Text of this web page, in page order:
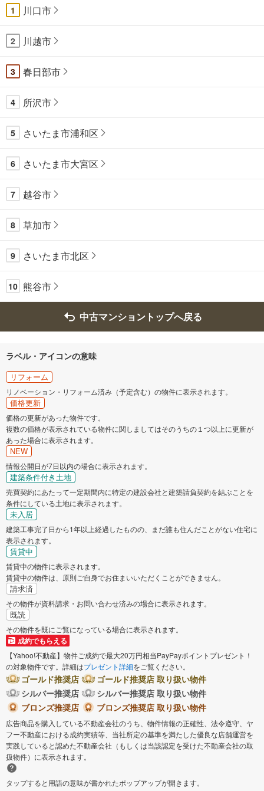
1 川口市
2 川越市
3 春日部市
4 所沢市
5 さいたま市浦和区
6 さいたま市大宮区
7 越谷市
8 草加市
9 さいたま市北区
10 熊谷市
中古マンショントップへ戻る
ラベル・アイコンの意味
リフォーム
リノベーション・リフォーム済み（予定含む）の物件に表示されます。
価格更新
価格の更新があった物件です。
複数の価格が表示されている物件に関しましてはそのうちの１つ以上に更新が
あった場合に表示されます。
NEW
情報公開日が7日以内の場合に表示されます。
建築条件付き土地
売買契約にあたって一定期間内に特定の建設会社と建築請負契約を結ぶことを
条件にしている土地に表示されます。
未入居
建築工事完了日から1年以上経過したものの、まだ誰も住んだことがない住宅に
表示されます。
賃貸中
賃貸中の物件に表示されます。
賃貸中の物件は、原則ご自身でお住まいいただくことができません。
請求済
その物件が資料請求・お問い合わせ済みの場合に表示されます。
既読
その物件を既にご覧になっている場合に表示されます。
成約でもらえる
【Yahoo!不動産】物件ご成約で最大20万円相当PayPayポイントプレゼント！
の対象物件です。詳細はプレゼント詳細をご覧ください。
ゴールド推奨店
ゴールド推奨店 取り扱い物件
シルバー推奨店
シルバー推奨店 取り扱い物件
ブロンズ推奨店
ブロンズ推奨店 取り扱い物件
広告商品を購入している不動産会社のうち、物件情報の正確性、法令遵守、ヤ
フー不動産における成約実績等、当社所定の基準を満たした優良な店舗運営を
実践していると認めた不動産会社（もしくは当該認定を受けた不動産会社の取
扱物件）に表示されます。
タップすると用語の意味が書かれたポップアップが開きます。